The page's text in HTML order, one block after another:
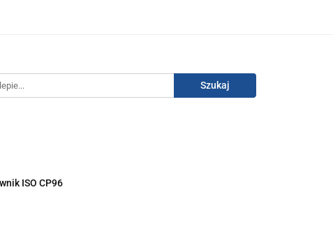
SMC
J AUTORYZOWANY DYSTRYBUTOR SMC
ISO CP96